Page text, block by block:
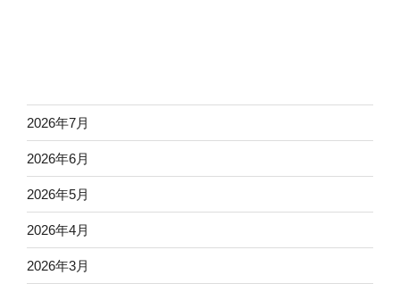
2026年7月
2026年6月
2026年5月
2026年4月
2026年3月